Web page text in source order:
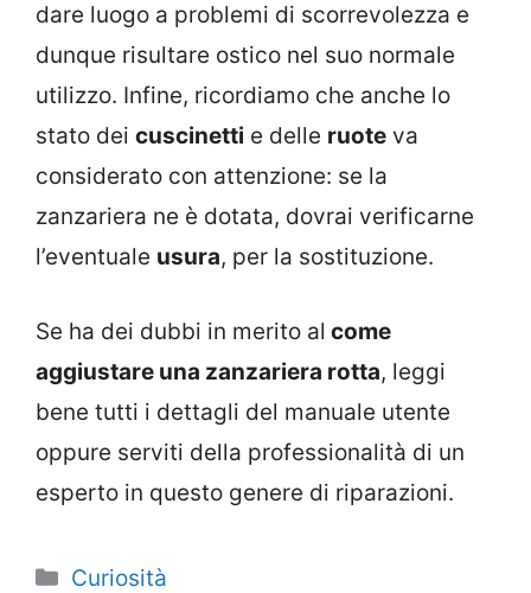
dare luogo a problemi di scorrevolezza e
dunque risultare ostico nel suo normale
utilizzo. Infine, ricordiamo che anche lo
stato dei cuscinetti e delle ruote va
considerato con attenzione: se la
zanzariera ne è dotata, dovrai verificarne
l’eventuale usura, per la sostituzione.
Se ha dei dubbi in merito al come
aggiustare una zanzariera rotta, leggi
bene tutti i dettagli del manuale utente
oppure serviti della professionalità di un
esperto in questo genere di riparazioni.
Categorie
Curiosità